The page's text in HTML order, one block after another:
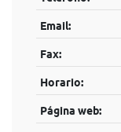
Email:
Fax:
Horario:
Página web: